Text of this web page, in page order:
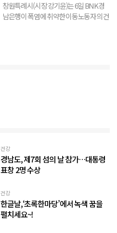
창원특례시(시장 강기윤)는 6일 BNK경
남은행이 폭염에 취약한 이동노동자의 건
건강
경남도, 제7회 섬의 날 참가…대통령
표창 2명 수상
건강
한글날,‘초록한마당’에서 녹색 꿈을
펼치세요~!